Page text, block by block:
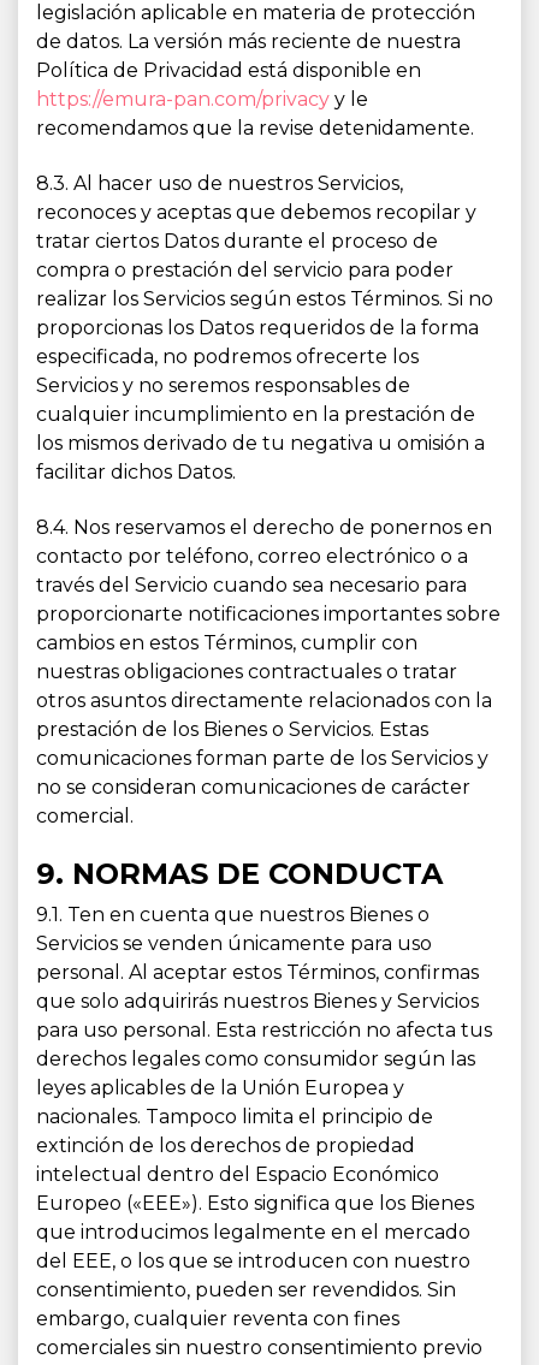
legislación aplicable en materia de protección
de datos. La versión más reciente de nuestra
Política de Privacidad está disponible en
https://emura-pan.com/privacy y le
recomendamos que la revise detenidamente.
8.3. Al hacer uso de nuestros Servicios,
reconoces y aceptas que debemos recopilar y
tratar ciertos Datos durante el proceso de
compra o prestación del servicio para poder
realizar los Servicios según estos Términos. Si no
proporcionas los Datos requeridos de la forma
especificada, no podremos ofrecerte los
Servicios y no seremos responsables de
cualquier incumplimiento en la prestación de
los mismos derivado de tu negativa u omisión a
facilitar dichos Datos.
8.4. Nos reservamos el derecho de ponernos en
contacto por teléfono, correo electrónico o a
través del Servicio cuando sea necesario para
proporcionarte notificaciones importantes sobre
cambios en estos Términos, cumplir con
nuestras obligaciones contractuales o tratar
otros asuntos directamente relacionados con la
prestación de los Bienes o Servicios. Estas
comunicaciones forman parte de los Servicios y
no se consideran comunicaciones de carácter
comercial.
9. NORMAS DE CONDUCTA
9.1. Ten en cuenta que nuestros Bienes o
Servicios se venden únicamente para uso
personal. Al aceptar estos Términos, confirmas
que solo adquirirás nuestros Bienes y Servicios
para uso personal. Esta restricción no afecta tus
derechos legales como consumidor según las
leyes aplicables de la Unión Europea y
nacionales. Tampoco limita el principio de
extinción de los derechos de propiedad
intelectual dentro del Espacio Económico
Europeo («EEE»). Esto significa que los Bienes
que introducimos legalmente en el mercado
del EEE, o los que se introducen con nuestro
consentimiento, pueden ser revendidos. Sin
embargo, cualquier reventa con fines
comerciales sin nuestro consentimiento previo